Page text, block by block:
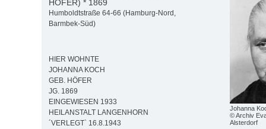
Johanna
© Archiv
Alsterdorf
HÖFER) * 1869
Humboldtstraße 64-66 (Hamburg-Nord,
Barmbek-Süd)
HIER WOHNTE
JOHANNA KOCH
GEB. HÖFER
JG. 1869
EINGEWIESEN 1933
HEILANSTALT LANGENHORN
´VERLEGT` 16.8.1943